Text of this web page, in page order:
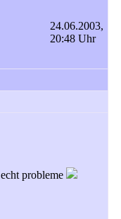
24.06.2003,
20:48 Uhr
probleme